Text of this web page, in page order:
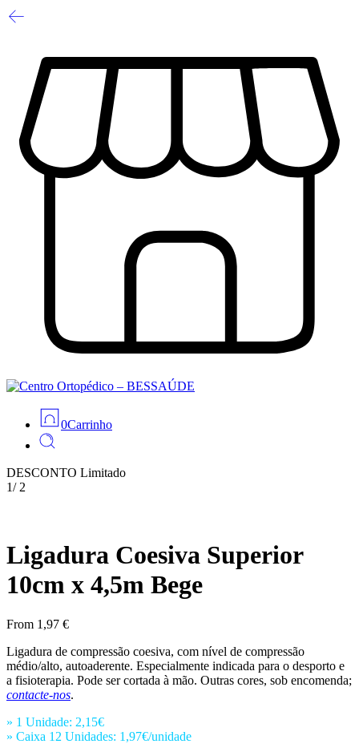
0Carrinho
DESCONTO Limitado
1/2
Ligadura Coesiva Superior
10cm x 4,5m Bege
From 1,97 €
Ligadura de compressão coesiva, com nível de compressão
médio/alto, autoaderente. Especialmente indicada para o desporto e
a fisioterapia. Pode ser cortada à mão. Outras cores, sob encomenda;
contacte-nos.
» 1 Unidade: 2,15€
» Caixa 12 Unidades: 1,97€/unidade